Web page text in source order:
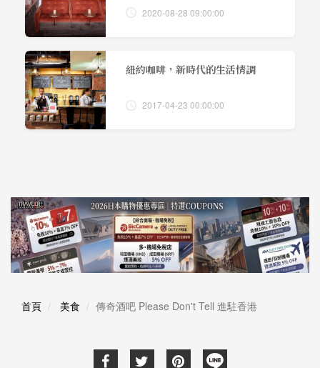
2020-08-28 09:00:00
紐約咖啡，新時代的生活情調
2017-04-23 00:00:00
首頁 美食 傳奇酒吧 Please Don't Tell 進駐香港